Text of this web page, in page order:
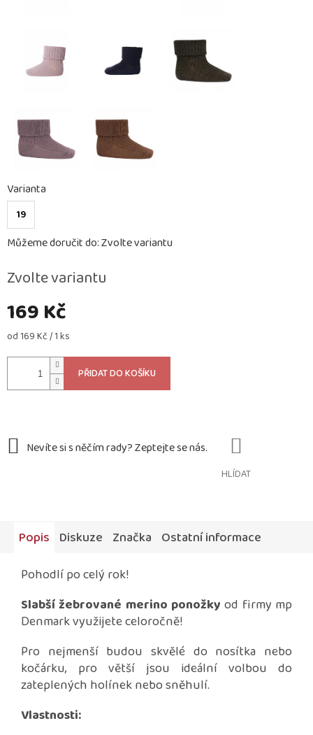
169 Kč
Měrná
od 169 Kč / 1 ks
Zvolte variantu
Varianta
19
Můžeme doručit do:Zvolte variantu
PŘIDAT DO KOŠÍKU
HLÍDAT
Popis Diskuze Značka Ostatní informace
Pohodlí po celý rok!
Slabší žebrované merino ponožkyod firmy mp
Denmark využijete celoročně!
Pro nejmenší budou skvělé do nosítka nebo
kočárku, pro větší jsou ideální volbou do
zateplených holínek nebo sněhulí.
Vlastnosti: